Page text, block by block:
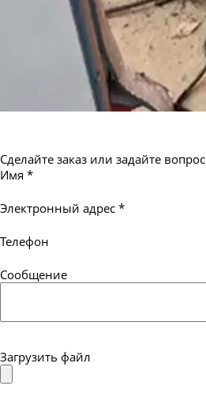
Сделайте заказ или задайте вопрос
Имя *
Электронный адрес *
Телефон
Сообщение
Загрузить файл